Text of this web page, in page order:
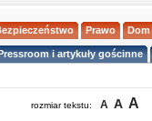
Prawo Dom
i artykuły gościnne
rozmiar tekstu: A A A